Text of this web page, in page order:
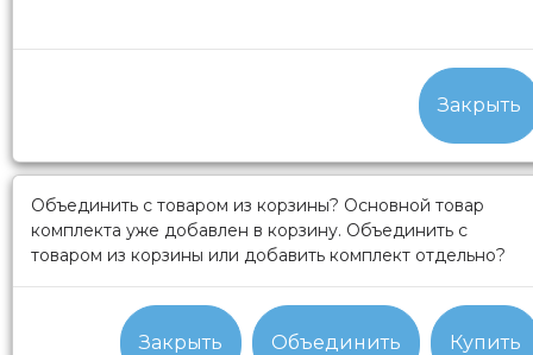
Закрыть
Объединить с товаром из корзины? Основной товар
комплекта уже добавлен в корзину. Объединить с
товаром из корзины или добавить комплект отдельно?
Закрыть Объединить Купить